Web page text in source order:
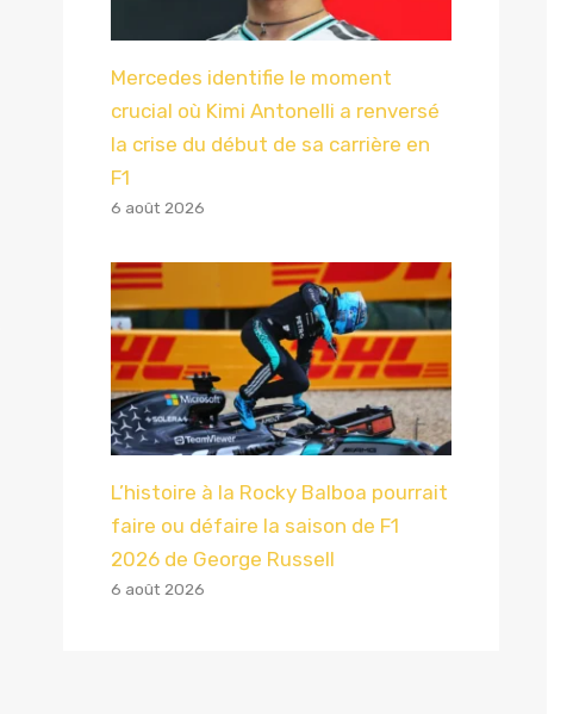
Mercedes identifie le moment
crucial où Kimi Antonelli a renversé
la crise du début de sa carrière en
F1
6 août 2026
L’histoire à la Rocky Balboa pourrait
faire ou défaire la saison de F1
2026 de George Russell
6 août 2026